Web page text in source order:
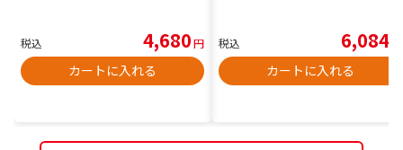
税込 4,680円
カートに入れる
税込 6,084
カートに入れる